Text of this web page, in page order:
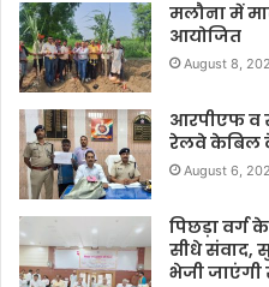
मलौना में
आयोजित
August 8,
आरपीएफ व
रेलवे केबिल
August 6,
पिछड़ा वर्ग
सीधे संवाद,
भेजी जाएंगी